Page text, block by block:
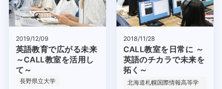
2019/12/09
英語教育で広がる未来
～CALL教室を活用し
て～
長野県立大学
2018/11/28
CALL教室を日常に ～
英語のチカラで未来を
拓く～
北海道札幌国際情報高等学